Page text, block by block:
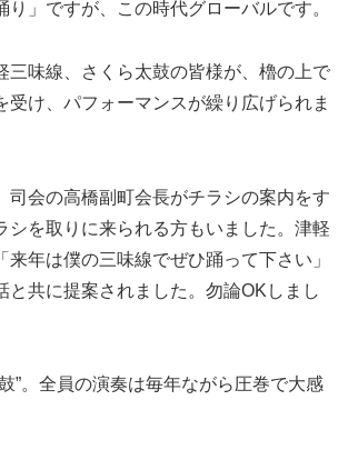
り」ですが、この時代グローバルです。
三味線、さくら太鼓の皆様が、櫓の上で
受け、パフォーマンスが繰り広げられま
会の高橋副町会長がチラシの案内をす
シを取りに来られる方もいました。津軽
来年は僕の三味線でぜひ踊って下さい」
と共に提案されました。勿論OKしまし
”。全員の演奏は毎年ながら圧巻で大感